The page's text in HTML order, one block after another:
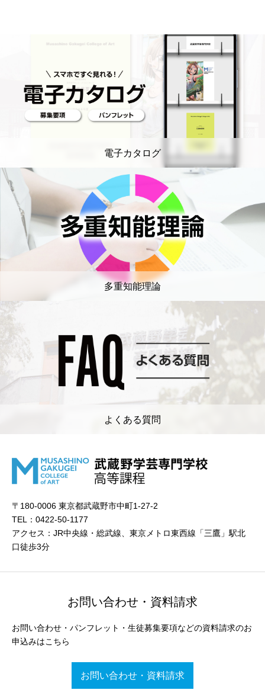
電子カタログ
多重知能理論
よくある質問
〒180-0006 東京都武蔵野市中町1-27-2
TEL：0422-50-1177
アクセス：JR中央線・総武線、東京メトロ東西線「三鷹」駅北
口徒歩3分
お問い合わせ・資料請求
お問い合わせ・パンフレット・生徒募集要項などの資料請求のお
申込みはこちら
お問い合わせ・資料請求